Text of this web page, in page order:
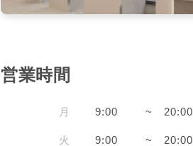
営業時間
月 9:00 ~ 20:00
火 9:00 ~ 20:00